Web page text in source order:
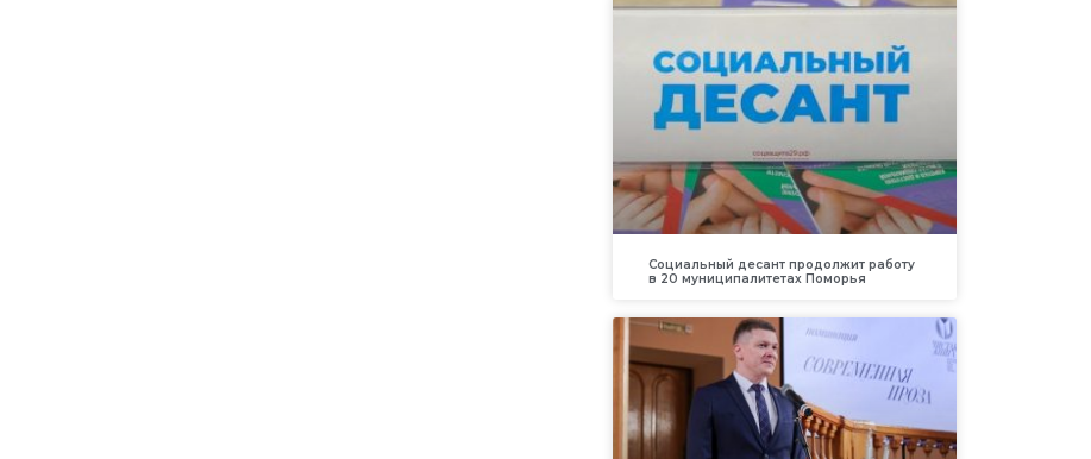
Социальный десант продолжит работу
в 20 муниципалитетах Поморья